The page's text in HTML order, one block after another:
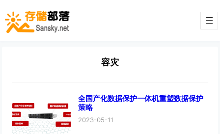
容灾
全国产化数据保护一体机重塑数据保护
策略
2023-05-11